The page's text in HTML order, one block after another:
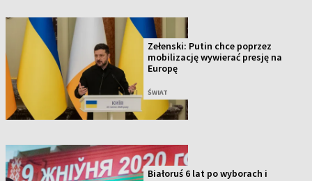
Zełenski: Putin chce poprzez
mobilizację wywierać presję na
Europę
ŚWIAT
Białoruś 6 lat po wyborach i